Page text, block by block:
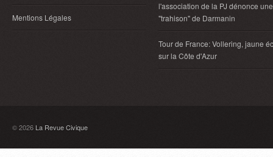
Mentions Légales
l'association de la PJ dénonce une
"trahison" de Darmanin
Tour de France: Vollering, jaune
sur la Côte d'Azur
© 2026 La Revue Civique